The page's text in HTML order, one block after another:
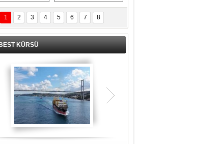
Türk
MINA DENIZ
yetişti
Milas’taki yangın
yeniden termik
santrallere doğru
ilerliyor
1 2 3 4 5 6 7 8
KÜRSÜ